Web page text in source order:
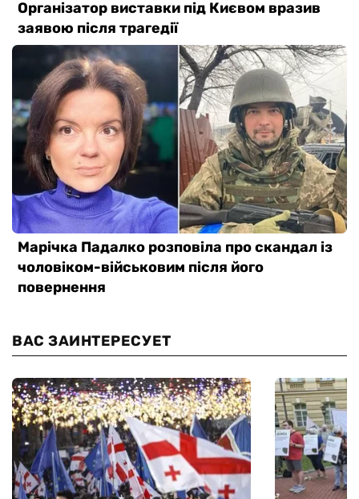
ВАС ЗАИНТЕРЕСУЕТ